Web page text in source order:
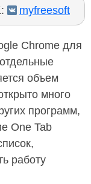
myfreesoft
Chrome для
объем
много
программ,
One Tab
работу